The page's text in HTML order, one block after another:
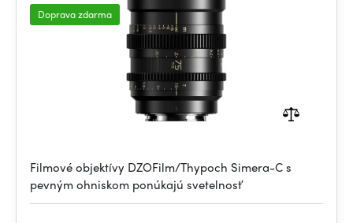
Doprava zdarma
Filmové objektívy DZOFilm/Thypoch Simera-C s
pevným ohniskom ponúkajú svetelnosť